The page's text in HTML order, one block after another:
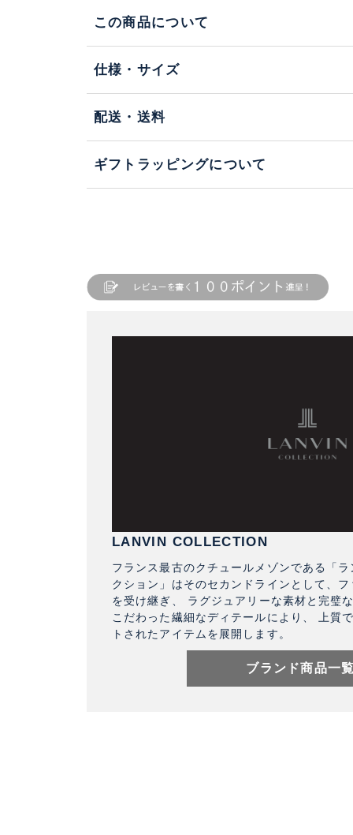
この商品について
仕様・サイズ
配送・送料
ギフトラッピングについて
LANVIN COLLECTION
フランス最古のクチュールメゾンである「
クション」はそのセカンドラインとして、
を受け継ぎ、 ラグジュアリーな素材と完璧
こだわった繊細なディテールにより、 上質
トされたアイテムを展開します。
ブランド商品一